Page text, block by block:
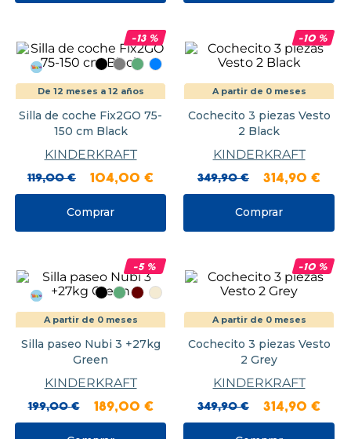
-13%
De 12 meses a 12 años
Silla de coche Fix2GO 75-
150 cm Black
KINDERKRAFT
119,00 € 104,00 €
Comprar
-10%
A partir de 0 meses
Cochecito 3 piezas Vesto
2 Black
KINDERKRAFT
349,90 € 314,90 €
Comprar
-5%
A partir de 0 meses
Silla paseo Nubi 3 +27kg
Green
KINDERKRAFT
199,00 € 189,00 €
-10%
A partir de 0 meses
Cochecito 3 piezas Vesto
2 Grey
KINDERKRAFT
349,90 € 314,90 €